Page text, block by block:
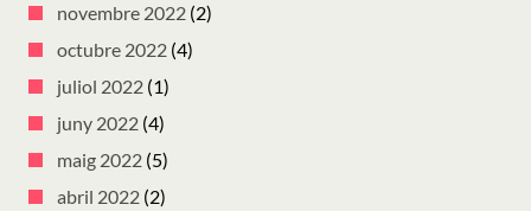
novembre 2022 (2)
octubre 2022 (4)
juliol 2022 (1)
juny 2022 (4)
maig 2022 (5)
abril 2022 (2)